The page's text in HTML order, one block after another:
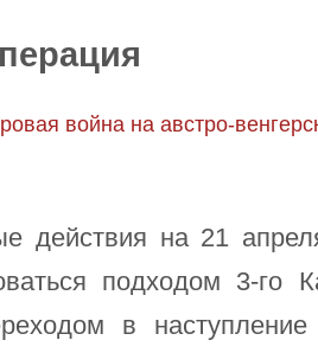
война на австро-
действия на 21
подходом 3-го
в наступление